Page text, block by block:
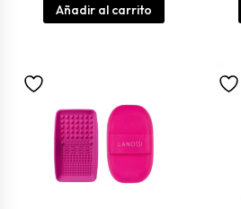
Añadir al carrito